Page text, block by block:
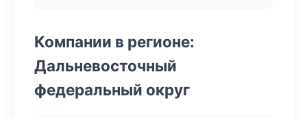
Компании в регионе:
Дальневосточный
федеральный округ